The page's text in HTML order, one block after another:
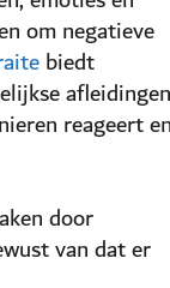
om negatieve
biedt
reageert
door
van dat er